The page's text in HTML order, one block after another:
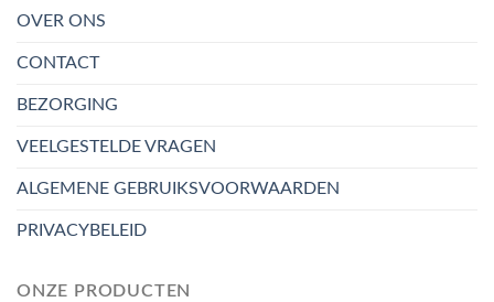
OVER ONS
CONTACT
BEZORGING
VEELGESTELDE VRAGEN
ALGEMENE GEBRUIKSVOORWAARDEN
PRIVACYBELEID
ONZE PRODUCTEN